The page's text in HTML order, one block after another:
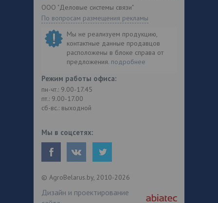
ООО "Деловые системы связи"
По вопросам размещения рекламы
Мы не реализуем продукцию,
контактные данные продавцов
расположены в блоке справа от
предложения. подробнее
Режим работы офиса:
пн-чт.: 9.00-17.45
пт.: 9.00-17.00
сб-вс.: выходной
Мы в соцсетях:
© AgroBelarus.by, 2010-2026
Дизайн и проектирование